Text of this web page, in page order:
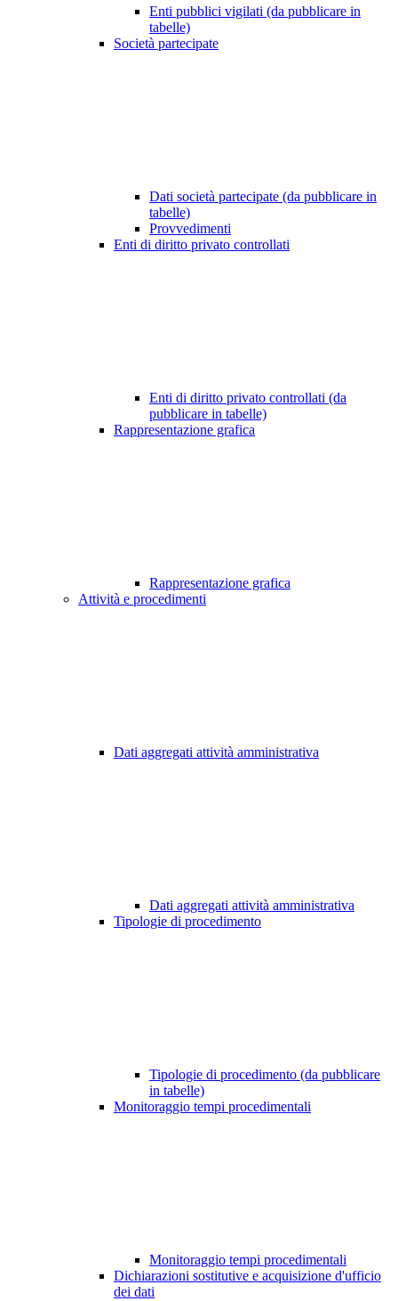
Enti pubblici vigilati (da pubblicare in
tabelle)
Società partecipate
Dati società partecipate (da pubblicare in
tabelle)
Provvedimenti
Enti di diritto privato controllati
Enti di diritto privato controllati (da
pubblicare in tabelle)
Rappresentazione grafica
Rappresentazione grafica
Attività e procedimenti
Dati aggregati attività amministrativa
Dati aggregati attività amministrativa
Tipologie di procedimento
Tipologie di procedimento (da pubblicare
in tabelle)
Monitoraggio tempi procedimentali
Monitoraggio tempi procedimentali
Dichiarazioni sostitutive e acquisizione d'ufficio
dei dati